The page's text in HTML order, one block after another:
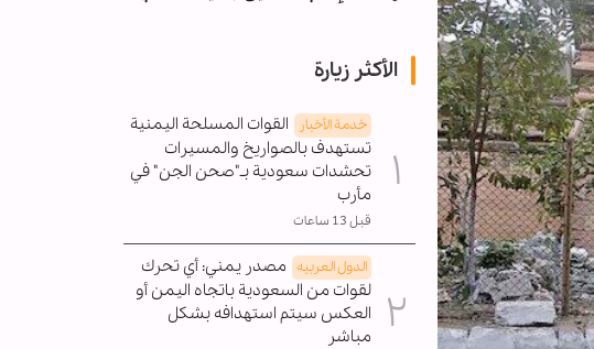
الأكثر زيارة
خدمة الأخبار
القوات المسلحة اليمنية
تستهدف بالصواريخ والمسيرات
تحشدات سعودية بـ"صحن الجن" في
مأرب
قبل 13 ساعات
الدول العربیه مصدر يمني: أي تحرك
لقوات من السعودية باتجاه اليمن أو
العكس سيتم استهدافه بشكل
مباشر